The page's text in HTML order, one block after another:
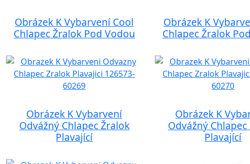
Obrázek K Vybarvení Cool
Chlapec Žralok Pod Vodou
Obrázek K
Chlapec Žralok
Obrázek K Vybarvení
Odvážný Chlapec Žralok
Plavající
Obrázek K
Odvážný
Plavající